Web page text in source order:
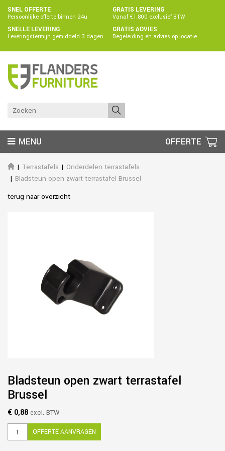
SNEL OFFERTE
Persoonlijke offerte binnen 24u
GRATIS LEVERING
Vanaf €1.800 exclusief BTW
SNELLE LEVERING
Leveringstermijn gemiddeld 3 dagen
GRATIS ADVIES
Begeleiding en advies op locatie
MENU OFFERTE
Terrastafels
Onderdelen terrastafels
Bladsteun open zwart terrastafel Brussel
terug naar overzicht
Bladsteun open zwart terrastafel
Brussel
€ 0,88 excl. BTW
OFFERTE AANVRAGEN